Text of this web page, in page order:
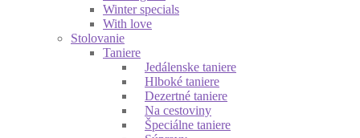
Winter specials
With love
Stolovanie
Taniere
Jedálenske taniere
Hlboké taniere
Dezertné taniere
Na cestoviny
Špeciálne taniere